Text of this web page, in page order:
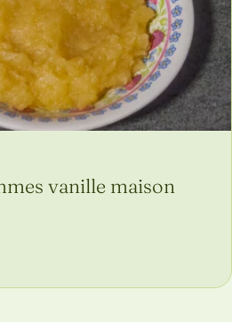
vanille maison